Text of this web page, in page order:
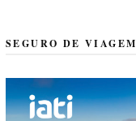
SEGURO DE VIAGEM